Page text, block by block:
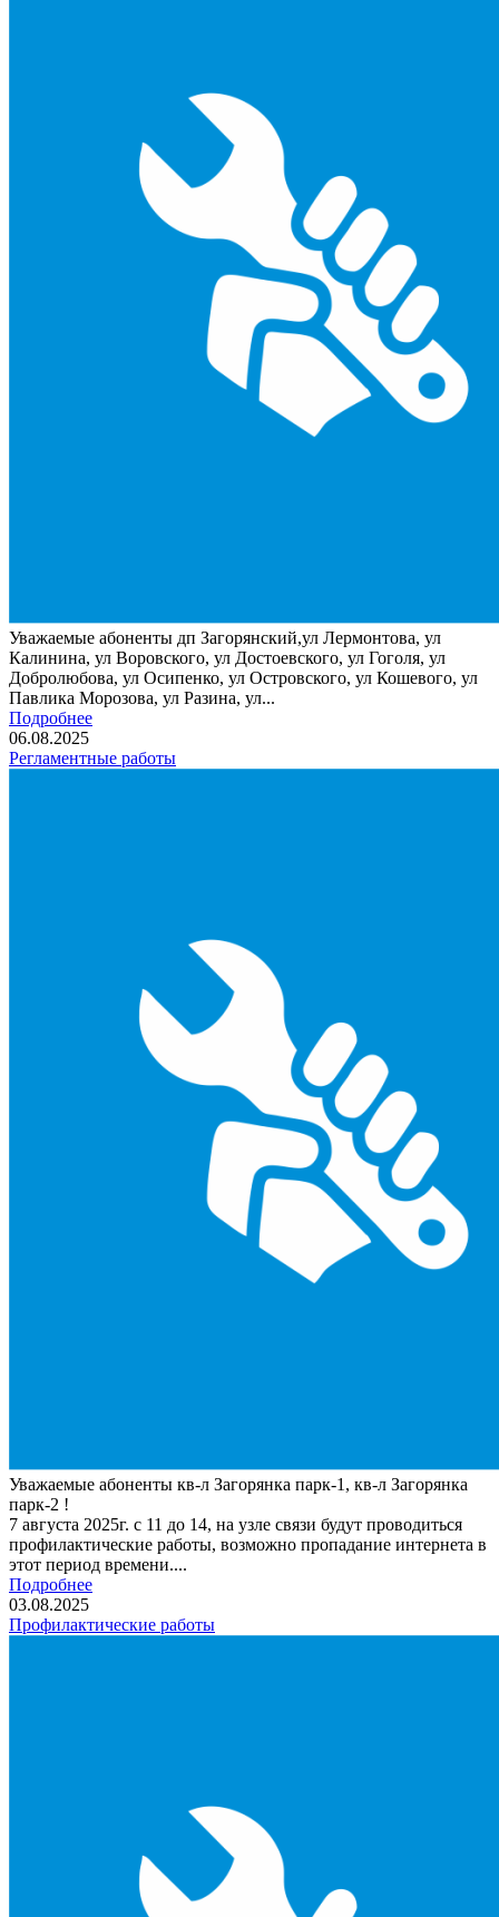
Уважаемые абоненты дп Загорянский,ул Лермонтова, ул
Калинина, ул Воровского, ул Достоевского, ул Гоголя, ул
Добролюбова, ул Осипенко, ул Островского, ул Кошевого, ул
Павлика Морозова, ул Разина, ул...
Подробнее
06.08.2025
Регламентные работы
Уважаемые абоненты кв-л Загорянка парк-1, кв-л Загорянка
парк-2 !
7 августа 2025г. с 11 до 14, на узле связи будут проводиться
профилактические работы, возможно пропадание интернета в
этот период времени....
Подробнее
03.08.2025
Профилактические работы